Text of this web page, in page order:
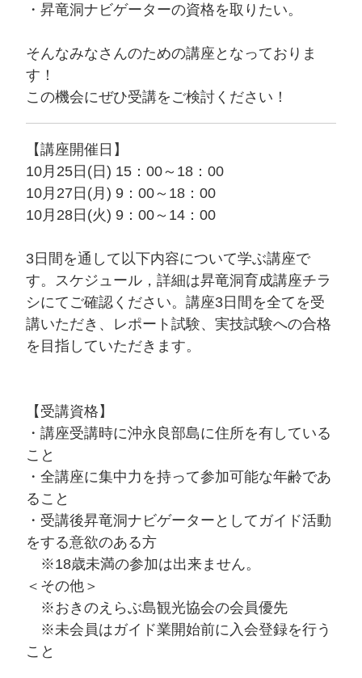
・昇竜洞ナビゲーターの資格を取りたい。
そんなみなさんのための講座となっておりま
す！
この機会にぜひ受講をご検討ください！
【講座開催日】
10月25日(日) 15：00～18：00
10月27日(月) 9：00～18：00
10月28日(火) 9：00～14：00
3日間を通して以下内容について学ぶ講座で
す。スケジュール，詳細は昇竜洞育成講座チラ
シにてご確認ください。講座3日間を全てを受
講いただき、レポート試験、実技試験への合格
を目指していただきます。
【受講資格】
・講座受講時に沖永良部島に住所を有している
こと
・全講座に集中力を持って参加可能な年齢であ
ること
・受講後昇竜洞ナビゲーターとしてガイド活動
をする意欲のある方
※18歳未満の参加は出来ません。
＜その他＞
※おきのえらぶ島観光協会の会員優先
※未会員はガイド業開始前に入会登録を行う
こと